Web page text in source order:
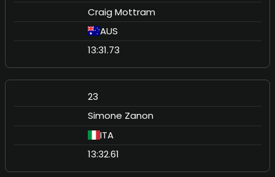
Craig Mottram
AUS
13:31.73
23
Simone Zanon
ITA
13:32.61